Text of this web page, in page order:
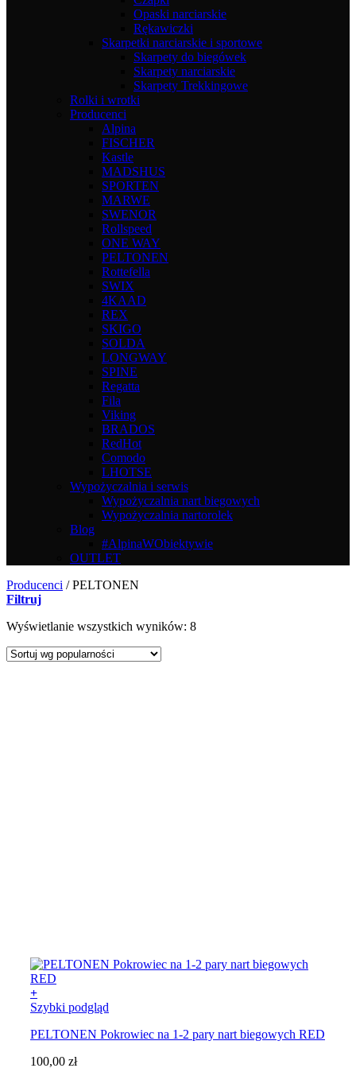
Opaski narciarskie
Rękawiczki
Skarpetki narciarskie i sportowe
Skarpety do biegówek
Skarpety narciarskie
Skarpety Trekkingowe
Rolki i wrotki
Producenci
Alpina
FISCHER
Kastle
MADSHUS
SPORTEN
MARWE
SWENOR
Rollspeed
ONE WAY
PELTONEN
Rottefella
SWIX
4KAAD
REX
SKIGO
SOLDA
LONGWAY
SPINE
Regatta
Fila
Viking
BRADOS
RedHot
Comodo
LHOTSE
Wypożyczalnia i serwis
Wypożyczalnia nart biegowych
Wypożyczalnia nartorolek
Blog
#AlpinaWObiektywie
OUTLET
Producenci /PELTONEN
Filtruj
Wyświetlanie wszystkich wyników: 8Posortowane
+
Szybki podgląd
PELTONEN Pokrowiec na 1-2 pary nart biegowych RED
100,00 zł